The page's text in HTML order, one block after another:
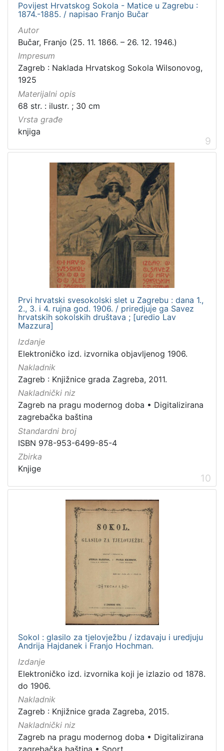
Povijest Hrvatskog Sokola - Matice u Zagrebu :
1874.-1885. / napisao Franjo Bučar
Autor
Bučar, Franjo (25. 11. 1866. – 26. 12. 1946.)
Impresum
Zagreb : Naklada Hrvatskog Sokola Wilsonovog,
1925
Materijalni opis
68 str. : ilustr. ; 30 cm
Vrsta građe
knjiga
9
Prvi hrvatski svesokolski slet u Zagrebu : dana 1.,
2., 3. i 4. rujna god. 1906. / priredjuje ga Savez
hrvatskih sokolskih društava ; [uredio Lav
Mazzura]
Izdanje
Elektroničko izd. izvornika objavljenog 1906.
Nakladnik
Zagreb : Knjižnice grada Zagreba, 2011.
Nakladnički niz
Zagreb na pragu modernog doba • Digitalizirana
zagrebačka baština
Standardni broj
ISBN 978-953-6499-85-4
Zbirka
Knjige
10
Sokol : glasilo za tjelovježbu / izdavaju i uredjuju
Andrija Hajdanek i Franjo Hochman.
Izdanje
Elektroničko izd. izvornika koji je izlazio od 1878.
do 1906.
Nakladnik
Zagreb : Knjižnice grada Zagreba, 2015.
Nakladnički niz
Zagreb na pragu modernog doba • Digitalizirana